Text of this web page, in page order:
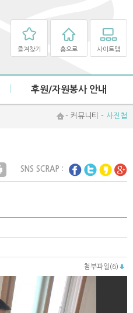
즐겨찾기 홈으로 사이트맵
후원/자원봉사 안내
후원 안내 - 커뮤니티 - 사진첩
SNS SCRAP :
첨부파일(6)